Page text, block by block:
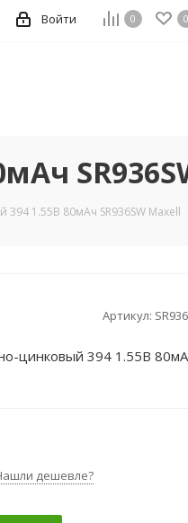
0 0
Войти
1.55В 80мАч SR936SW Maxell
Артикул:
цинковый 394 1.55В
дешевле?